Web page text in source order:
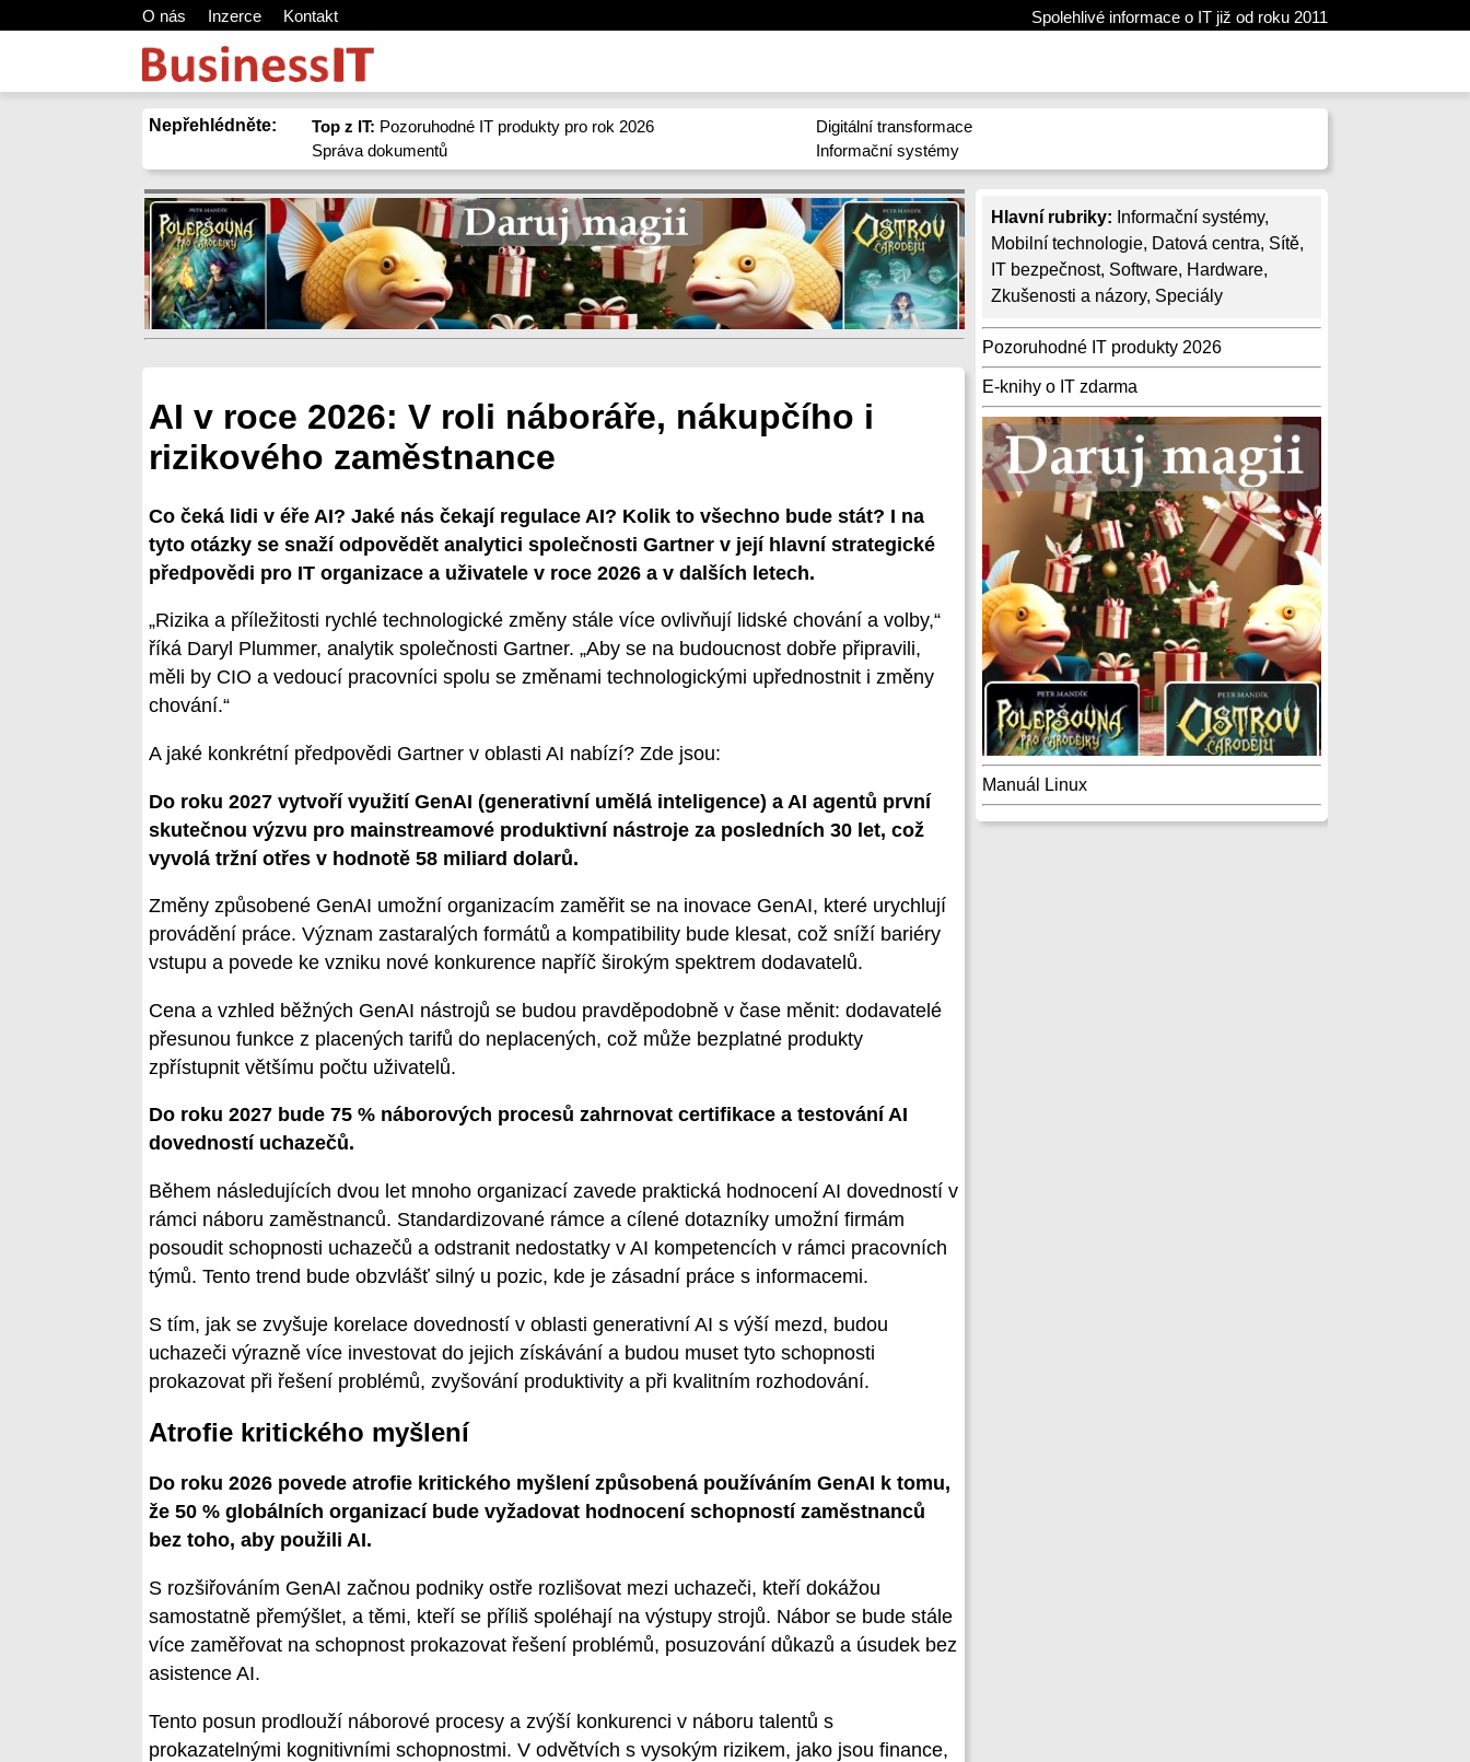
O nás Inzerce Kontakt Spolehlivé informace o IT již od roku 2011
Nepřehlédněte: Top z IT: Pozoruhodné IT produkty pro rok 2026
Správa dokumentů
Digitální transformace
Informační systémy
Hlavní rubriky: Informační systémy,
Mobilní technologie, Datová centra, Sítě,
IT bezpečnost, Software, Hardware,
Zkušenosti a názory, Speciály
Pozoruhodné IT produkty 2026
E-knihy o IT zdarma
Manuál Linux
AI v roce 2026: V roli náboráře, nákupčího i
rizikového zaměstnance
Co čeká lidi v éře AI? Jaké nás čekají regulace AI? Kolik to všechno bude stát? I na
tyto otázky se snaží odpovědět analytici společnosti Gartner v její hlavní strategické
předpovědi pro IT organizace a uživatele v roce 2026 a v dalších letech.
„Rizika a příležitosti rychlé technologické změny stále více ovlivňují lidské chování a volby,“
říká Daryl Plummer, analytik společnosti Gartner. „Aby se na budoucnost dobře připravili,
měli by CIO a vedoucí pracovníci spolu se změnami technologickými upřednostnit i změny
chování.“
A jaké konkrétní předpovědi Gartner v oblasti AI nabízí? Zde jsou:
Do roku 2027 vytvoří využití GenAI (generativní umělá inteligence) a AI agentů první
skutečnou výzvu pro mainstreamové produktivní nástroje za posledních 30 let, což
vyvolá tržní otřes v hodnotě 58 miliard dolarů.
Změny způsobené GenAI umožní organizacím zaměřit se na inovace GenAI, které urychlují
provádění práce. Význam zastaralých formátů a kompatibility bude klesat, což sníží bariéry
vstupu a povede ke vzniku nové konkurence napříč širokým spektrem dodavatelů.
Cena a vzhled běžných GenAI nástrojů se budou pravděpodobně v čase měnit: dodavatelé
přesunou funkce z placených tarifů do neplacených, což může bezplatné produkty
zpřístupnit většímu počtu uživatelů.
Do roku 2027 bude 75 % náborových procesů zahrnovat certifikace a testování AI
dovedností uchazečů.
Během následujících dvou let mnoho organizací zavede praktická hodnocení AI dovedností v
rámci náboru zaměstnanců. Standardizované rámce a cílené dotazníky umožní firmám
posoudit schopnosti uchazečů a odstranit nedostatky v AI kompetencích v rámci pracovních
týmů. Tento trend bude obzvlášť silný u pozic, kde je zásadní práce s informacemi.
S tím, jak se zvyšuje korelace dovedností v oblasti generativní AI s výší mezd, budou
uchazeči výrazně více investovat do jejich získávání a budou muset tyto schopnosti
prokazovat při řešení problémů, zvyšování produktivity a při kvalitním rozhodování.
Atrofie kritického myšlení
Do roku 2026 povede atrofie kritického myšlení způsobená používáním GenAI k tomu,
že 50 % globálních organizací bude vyžadovat hodnocení schopností zaměstnanců
bez toho, aby použili AI.
S rozšiřováním GenAI začnou podniky ostře rozlišovat mezi uchazeči, kteří dokážou
samostatně přemýšlet, a těmi, kteří se příliš spoléhají na výstupy strojů. Nábor se bude stále
více zaměřovat na schopnost prokazovat řešení problémů, posuzování důkazů a úsudek bez
asistence AI.
Tento posun prodlouží náborové procesy a zvýší konkurenci v náboru talentů s
prokazatelnými kognitivními schopnostmi. V odvětvích s vysokým rizikem, jako jsou finance,